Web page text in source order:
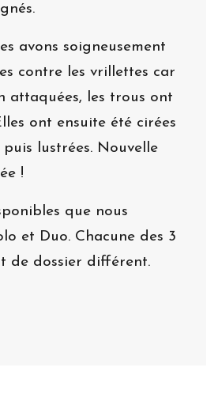
avons soigneusement
contre les vrillettes car
attaquées, les trous ont
ont ensuite été cirées
lustrées. Nouvelle
!
que nous
et Duo. Chacune des 3
de dossier différent.